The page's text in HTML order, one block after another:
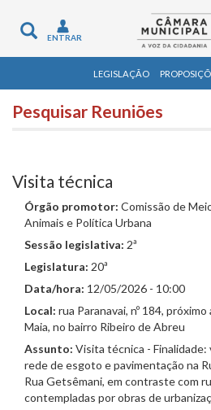
Toggle
navigation
ENTRAR
LEGISLAÇÃO
Pesquisar Reuniões
Visita técnica
Órgão promotor: Comissão de
Animais e Política Urbana
Sessão legislativa: 2ª
Legislatura: 20ª
Data/hora: 12/05/2026 - 10:00
Local: rua Paranavai, nº 184,
Maia, no bairro Ribeiro de Abreu
Assunto: Visita técnica - Finalidade:
rede de esgoto e pavimentação na
Rua Getsêmani, em contraste com
contempladas por obras de